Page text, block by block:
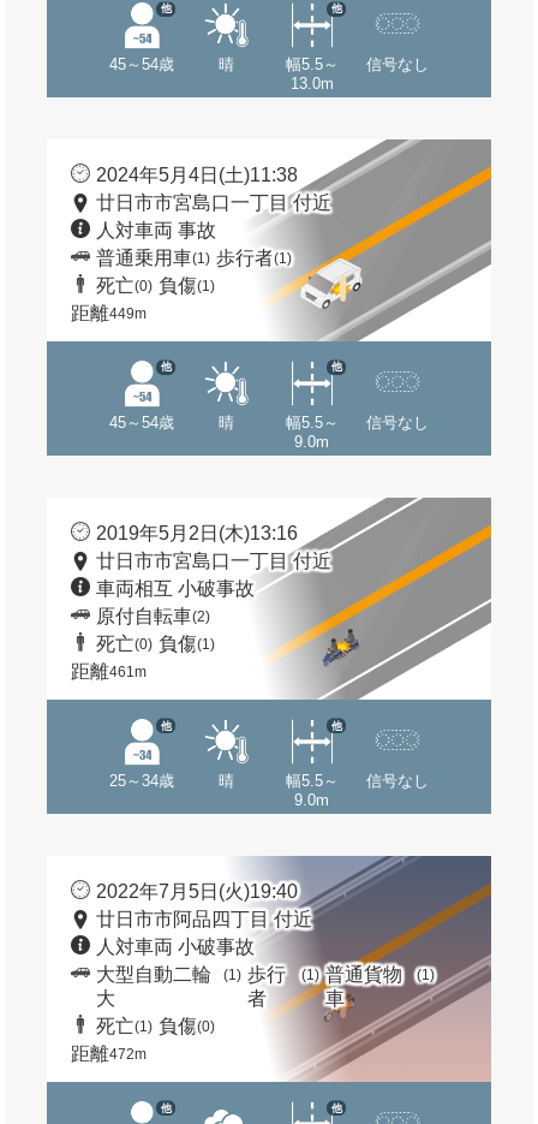
45～54歳
他
晴
幅5.5～
13.0m
他
信号なし
2024年5月4日(土)11:38
廿日市市宮島口一丁目 付近
人対車両 事故
普通乗用車(1) 歩行者(1)
死亡(0) 負傷(1)
距離449m
45～54歳
他
晴
幅5.5～
9.0m
他
信号なし
2019年5月2日(木)13:16
廿日市市宮島口一丁目 付近
車両相互 小破事故
原付自転車(2)
死亡(0) 負傷(1)
距離461m
25～34歳
他
晴
幅5.5～
9.0m
他
信号なし
2022年7月5日(火)19:40
廿日市市阿品四丁目 付近
人対車両 小破事故
大型自動二輪
大
(1) 歩行
者
(1) 普通貨物
車
(1)
死亡(1) 負傷(0)
距離472m
他 他